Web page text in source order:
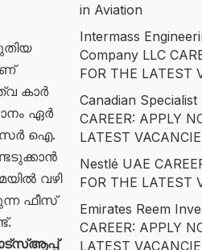
കാ​ർ​
ഏ​ർ​
യൂ​സ​ർ ഐ.​
വ​ഴി​
ഫീ​സ്
in Aviation
Intermass
Company LLC
FOR THE LATEST
Canadian
CAREER: APPLY
LATEST
Nestlé UAE
FOR THE LATEST
Emirates Reem
CAREER: APPLY
LATEST